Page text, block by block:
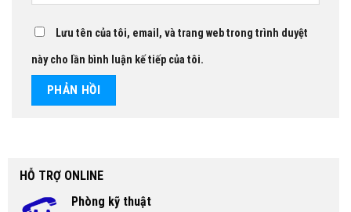
Lưu tên của tôi, email, và trang web trong trình duyệt
này cho lần bình luận kế tiếp của tôi.
HỖ TRỢ ONLINE
Phòng kỹ thuật